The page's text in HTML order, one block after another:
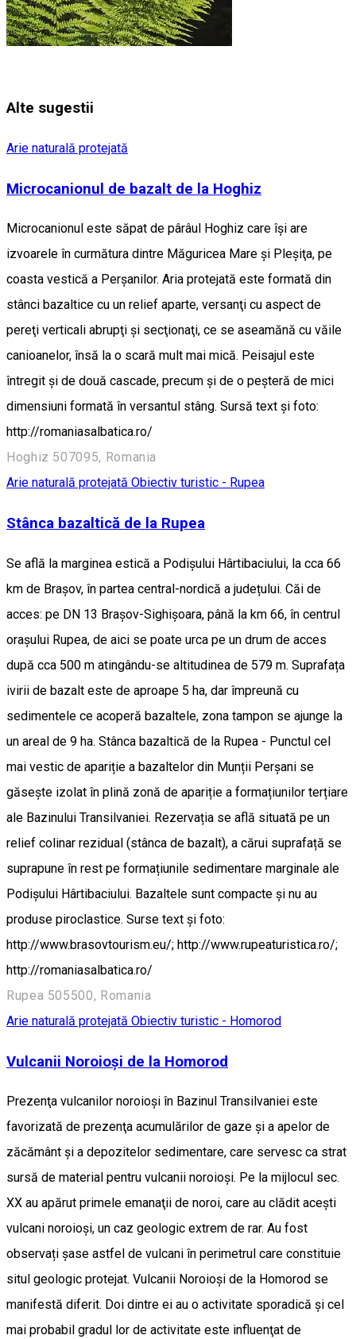
Alte sugestii
Arie naturală protejată
Microcanionul de bazalt de la Hoghiz
Microcanionul este săpat de pârâul Hoghiz care îşi are
izvoarele în curmătura dintre Măguricea Mare şi Pleşiţa, pe
coasta vestică a Perşanilor. Aria protejată este formată din
stânci bazaltice cu un relief aparte, versanţi cu aspect de
pereţi verticali abrupţi și secţionaţi, ce se aseamănă cu văile
canioanelor, însă la o scară mult mai mică. Peisajul este
întregit şi de două cascade, precum şi de o peşteră de mici
dimensiuni formată în versantul stâng. Sursă text și foto:
http://romaniasalbatica.ro/
Hoghiz 507095, Romania
Arie naturală protejată Obiectiv turistic - Rupea
Stânca bazaltică de la Rupea
Se află la marginea estică a Podișului Hârtibaciului, la cca 66
km de Brașov, în partea central-nordică a județului. Căi de
acces: pe DN 13 Brașov-Sighișoara, până la km 66, în centrul
orașului Rupea, de aici se poate urca pe un drum de acces
după cca 500 m atingându-se altitudinea de 579 m. Suprafața
ivirii de bazalt este de aproape 5 ha, dar împreună cu
sedimentele ce acoperă bazaltele, zona tampon se ajunge la
un areal de 9 ha. Stânca bazaltică de la Rupea - Punctul cel
mai vestic de apariție a bazaltelor din Munții Perșani se
găsește izolat în plină zonă de apariție a formațiunilor terțiare
ale Bazinului Transilvaniei. Rezervația se află situată pe un
relief colinar rezidual (stânca de bazalt), a cărui suprafață se
suprapune în rest pe formațiunile sedimentare marginale ale
Podișului Hârtibaciului. Bazaltele sunt compacte și nu au
produse piroclastice. Surse text și foto:
http://www.brasovtourism.eu/; http://www.rupeaturistica.ro/;
http://romaniasalbatica.ro/
Rupea 505500, Romania
Arie naturală protejată Obiectiv turistic - Homorod
Vulcanii Noroioși de la Homorod
Prezenţa vulcanilor noroioşi în Bazinul Transilvaniei este
favorizată de prezenţa acumulărilor de gaze şi a apelor de
zăcământ şi a depozitelor sedimentare, care servesc ca strat
sursă de material pentru vulcanii noroioşi. Pe la mijlocul sec.
XX au apărut primele emanaţii de noroi, care au clădit acești
vulcani noroioși, un caz geologic extrem de rar. Au fost
observați şase astfel de vulcani în perimetrul care constituie
situl geologic protejat. Vulcanii Noroioși de la Homorod se
manifestă diferit. Doi dintre ei au o activitate sporadică şi cel
mai probabil gradul lor de activitate este influenţat de